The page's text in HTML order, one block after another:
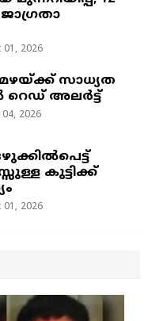
01, 2026
സാധ്യത
റെഡ് അലർട്ട്
04, 2026
കുട്ടിക്ക്
01, 2026